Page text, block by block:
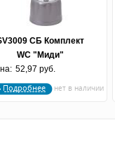
СБ Комплект
WC "Миди"
серебрянный
52,97 руб.
Подробнее